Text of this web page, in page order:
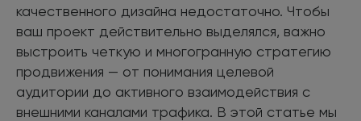
качественного дизайна недостаточно. Чтобы
ваш проект действительно выделялся, важно
выстроить четкую и многогранную стратегию
продвижения — от понимания целевой
аудитории до активного взаимодействия с
внешними каналами трафика. В этой статье мы